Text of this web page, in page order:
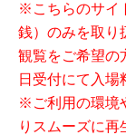
※こちらのサイ
銭）のみを取り
観覧をご希望の
日受付にて入場
※ご利用の環境
りスムーズに再